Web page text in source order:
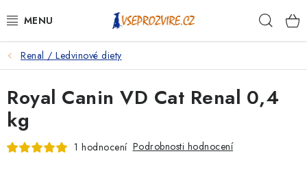
na
PSI
KOČKY
KONĚ
Renal / Ledvinové diety
Royal Canin VD Cat Renal 0,4
kg
1 hodnocení Podrobnosti hodnocení